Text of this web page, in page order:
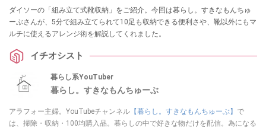
ダイソーの「組み立て式靴収納」をご紹介。今回は暮らし。すきなもんちゅ
ーぶさんが、5分で組み立てられて10足も収納できる便利さや、靴以外にもマ
ルチに使えるアレンジ術を解説してくれました。
イチオシスト
暮らし系YouTuber
暮らし。すきなもんちゅーぶ
アラフォー主婦。YouTubeチャンネル 【暮らし。すきなもんちゅーぶ】 で
は、掃除・収納・100均購入品。暮らしの中で好きな物だけを配信。為になる